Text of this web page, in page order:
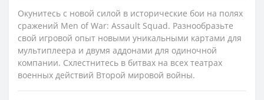
Окунитесь с новой силой в исторические бои на полях
сражений Men of War: Assault Squad. Разнообразьте
свой игровой опыт новыми уникальными картами для
мультиплеера и двумя аддонами для одиночной
компании. Схлестнитесь в битвах на всех театрах
военных действий Второй мировой войны.